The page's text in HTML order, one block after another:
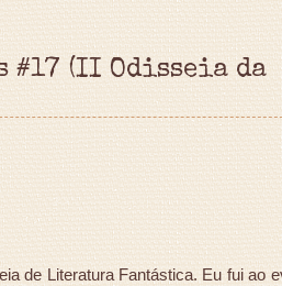
#17 (II Odisseia da
de Literatura Fantástica. Eu fui ao